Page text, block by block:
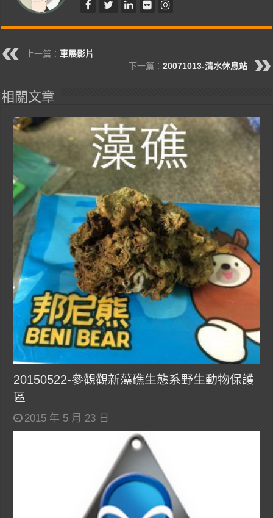
上一篇：車展影片
下一篇： 20071013-清水休息站
相關文章
20150522-參觀觀新藻礁生態系野生動物保護
區
2015 年 5 月 23 日